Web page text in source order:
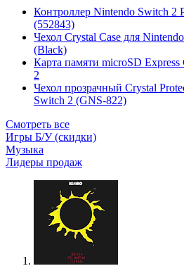
Контроллер Nintendo Switch 2
(552843)
Чехол Сrystal Сase для
(Black)
Карта памяти microSD
2
Чехол прозрачный Crystal
Switch 2 (GNS-822)
Смотреть все
Игры Б/У (скидки)
Музыка
Лидеры продаж